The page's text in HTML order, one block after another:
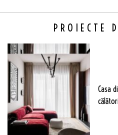
PROIECTE
Casa